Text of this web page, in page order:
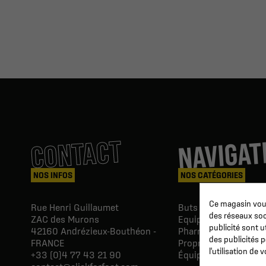
CONTACT
NOS INFOS
Rue Henri Guillaumet
ZAC des Murons
42160 Andrézieux-Bouthéon -
FRANCE
+33 (0)4 77 43 21 90
NOS CATÉGORIES
Buts & Abris football
Equipements du
Pharmacie & Soins
Proprio &
Équipements du
Ce magasin
des réseaux
publicité sont
des publicités
l'utilisation de